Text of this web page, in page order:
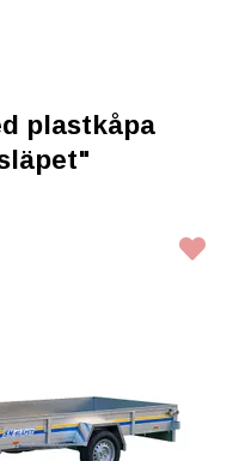
plastkåpa